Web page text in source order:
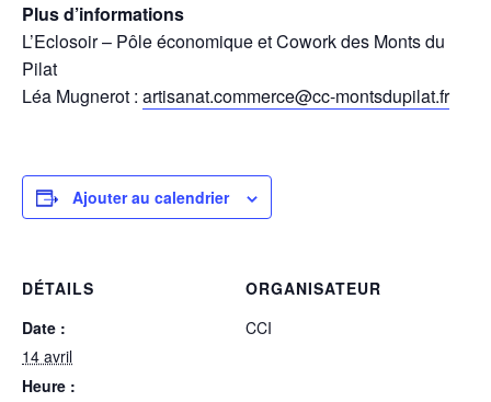
Plus d’informations
L’Eclosoir – Pôle économique et Cowork des Monts du
Pilat
Léa Mugnerot : artisanat.commerce@cc-montsdupilat.fr
Ajouter au calendrier
DÉTAILS
Date :
14 avril
Heure :
ORGANISATEUR
CCI